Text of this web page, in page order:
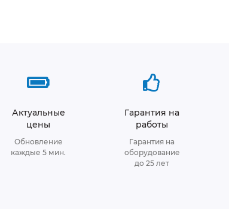
Актуальные
цены
Обновление
каждые 5 мин.
Гарантия на
работы
Гарантия на
оборудование
до 25 лет